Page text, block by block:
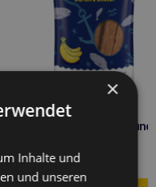
BALTICA Snacks Lachs und
5,90€
×
Inhalte und
und unseren